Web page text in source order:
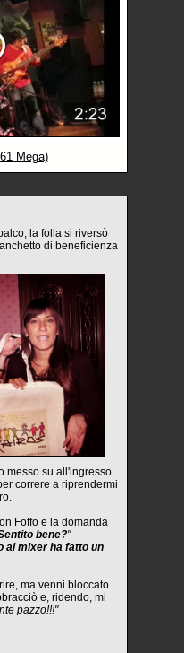
Mega)
la folla si riversò
di beneficienza
messo su all'ingresso
correre a riprendermi
Foffo e la domanda
bene?"
al mixer ha fatto un
ma venni bloccato
e, ridendo, mi
pazzo!!!"